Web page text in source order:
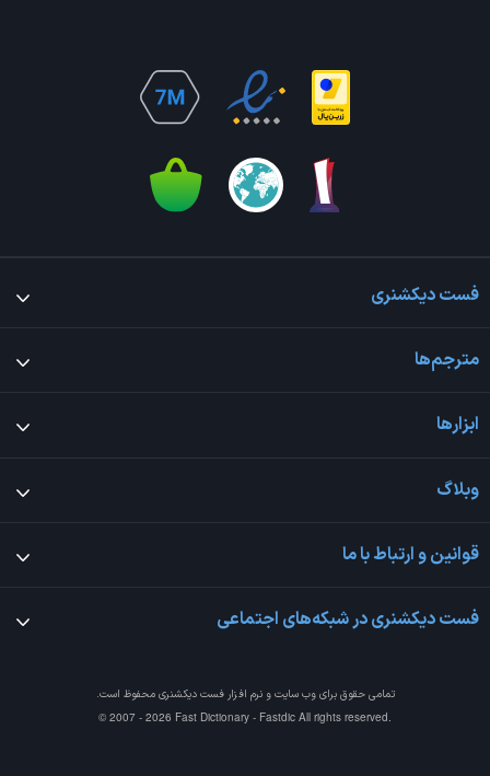
فست دیکشنری
مترجم‌ها
ابزارها
وبلاگ
قوانین و ارتباط با ما
فست دیکشنری در شبکه‌های اجتماعی
تمامی حقوق برای وب سایت و نرم افزارفست دیکشنری محفوظ است.
© 2007 - 2026 Fast Dictionary - Fastdic All rights reserved.